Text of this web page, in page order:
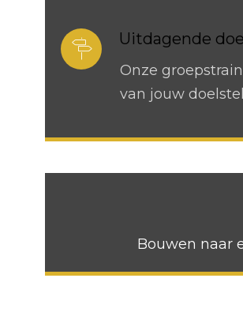
Uitdagende
Onze
van jouw
Bouwen naar